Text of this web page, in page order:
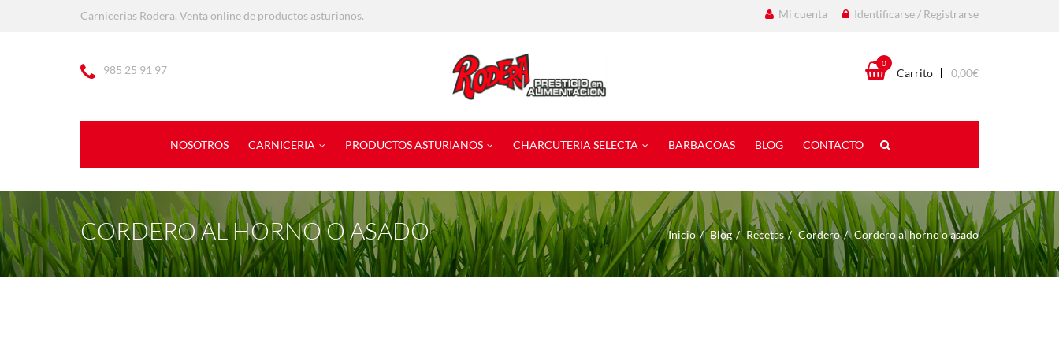
Carnicerias Rodera. Venta online de productos asturianos. Mi cuenta Identificarse / Registrarse
985 25 91 97 0
Carrito 0,00€
NOSOTROS CARNICERIA PRODUCTOS ASTURIANOS CHARCUTERIA SELECTA BARBACOAS BLOG CONTACTO
CORDERO AL HORNO O ASADO Inicio Blog Recetas Cordero Cordero al horno o asado